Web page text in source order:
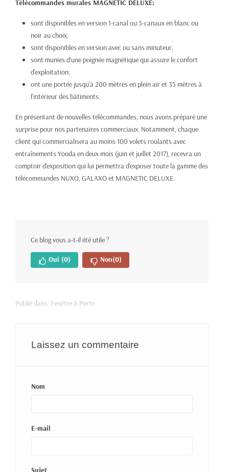
Télécommandes murales MAGNETIC DELUXE:
sont disponibles en version 1-canal ou 5-canaux en blanc ou
noir au choix;
sont disponibles en version avec ou sans minuteur,
sont munies d'une poignée magnétique qui assure le confort
d'exploitation;
ont une portée jusqu'à 200 mètres en plein air et 35 mètres à
l'intérieur des bâtiments.
En présentant de nouvelles télécommandes, nous avons préparé une
surprise pour nos partenaires commerciaux. Notamment, chaque
client qui commercialisera au moins 100 volets roulants avec
entraînements Yooda en deux mois (juin et juillet 2017), recevra un
comptoir d'exposition qui lui permettra d'exposer toute la gamme des
télécommandes NUXO, GALAXO et MAGNETIC DELUXE.
Ce blog vous a-t-il été utile ?
Oui (0) Non(0)
Publié dans: Fenêtre & Porte
Laissez un commentaire
Nom
E-mail
Sujet